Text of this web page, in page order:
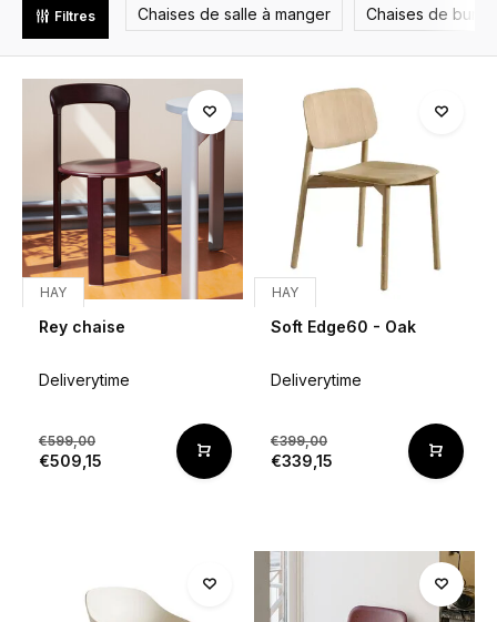
Chaises de salle à manger Chaises de
Filtres
HAY
Rey chaise
Deliverytime
€599,00
€509,15
HAY
Soft Edge60 - Oak
Deliverytime
€399,00
€339,15